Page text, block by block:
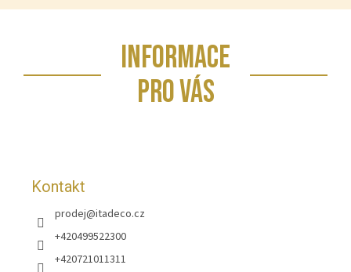
INFORMACE
PRO VÁS
Kontakt
prodej@itadeco.cz
+420499522300
+420721011311